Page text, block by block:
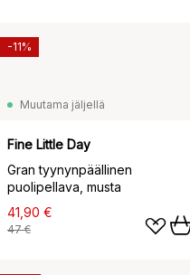
Muutama jäljellä
Fine Little Day
Gran tyynynpäällinen
puolipellava, musta
41,90 €
47 €
-11%